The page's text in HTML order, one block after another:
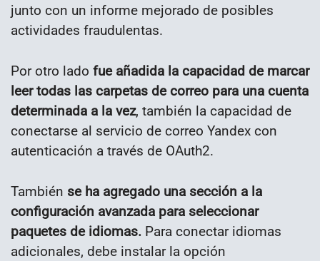
junto con un informe mejorado de posibles
actividades fraudulentas.
Por otro lado fue añadida la capacidad de marcar
leer todas las carpetas de correo para una cuenta
determinada a la vez, también la capacidad de
conectarse al servicio de correo Yandex con
autenticación a través de OAuth2.
También se ha agregado una sección a la
configuración avanzada para seleccionar
paquetes de idiomas. Para conectar idiomas
adicionales, debe instalar la opción